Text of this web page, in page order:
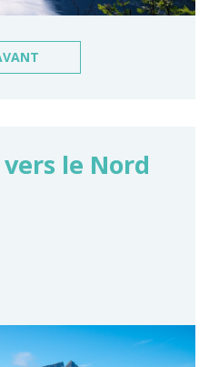
le Nord